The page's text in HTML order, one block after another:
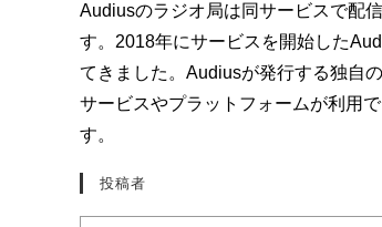
Audiusのラジオ局は同サービスで配
す。2018年にサービスを開始した
てきました。Audiusが発行する独自
サービスやプラットフォームが利用
す。
投稿者